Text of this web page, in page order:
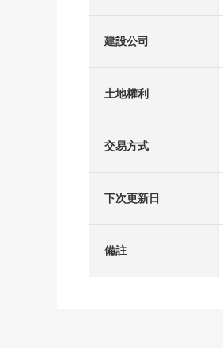
建設公司
土地權利
交易方式
下次更新日
備註